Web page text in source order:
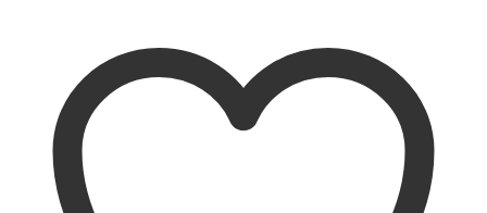
varyasyonu
var.
Seçenekler
ürün
sayfasından
seçilebilir